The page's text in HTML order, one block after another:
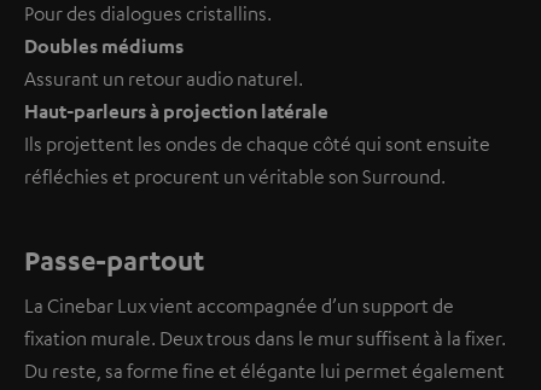
Pour des dialogues cristallins.
Doubles médiums
Assurant un retour audio naturel.
Haut-parleurs à projection latérale
Ils projettent les ondes de chaque côté qui sont ensuite
réfléchies et procurent un véritable son Surround.
Passe-partout
La Cinebar Lux vient accompagnée d’un support de
fixation murale. Deux trous dans le mur suffisent à la fixer.
Du reste, sa forme fine et élégante lui permet également